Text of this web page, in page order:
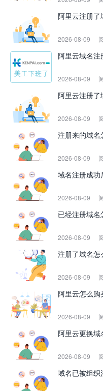
阿里云注册
2026-08-09
阿里云域名
2026-08-09
阿里云注册了
2026-08-09
注册来的域名
2026-08-09
域名注册成
2026-08-09
已经注册域名
2026-08-09
注册了域名怎
2026-08-09
阿里云怎么购
2026-08-09
阿里云更换
2026-08-09
域名已被组织